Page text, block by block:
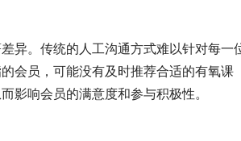
异。传统的人工沟通方式难以针对每一
会员，可能没有及时推荐合适的有氧课
影响会员的满意度和参与积极性。